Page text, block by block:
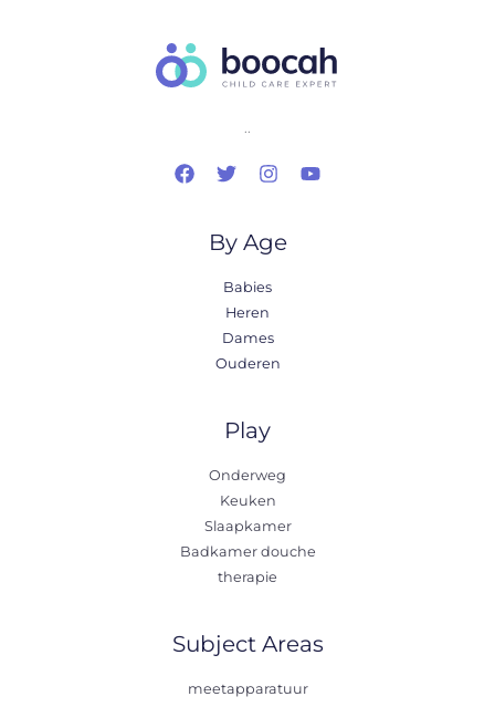
..
By Age
Babies
Heren
Dames
Ouderen
Play
Onderweg
Keuken
Slaapkamer
Badkamer douche
therapie
Subject Areas
meetapparatuur